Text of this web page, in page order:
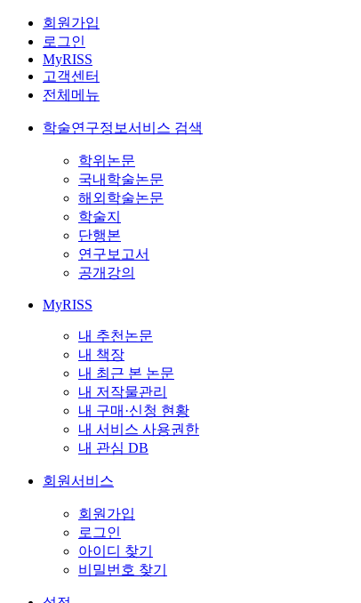
회원가입
로그인
MyRISS
고객센터
전체메뉴
학술연구정보서비스 검색
학위논문
국내학술논문
해외학술논문
학술지
단행본
연구보고서
공개강의
MyRISS
내 추천논문
내 책장
내 최근 본 논문
내 저작물관리
내 구매·신청 현황
내 서비스 사용권한
내 관심 DB
회원서비스
회원가입
로그인
아이디 찾기
비밀번호 찾기